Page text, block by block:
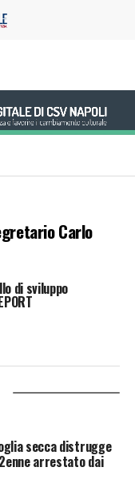
Carlo
di sviluppo
secca distrugge
arrestato dai